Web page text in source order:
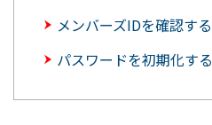
メンバーズIDを確認する
パスワードを初期化する